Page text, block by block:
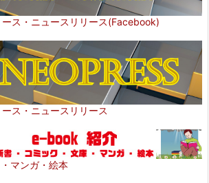
ス・ニュースリリース(Facebook)
ス・ニュースリリース
マンガ・絵本